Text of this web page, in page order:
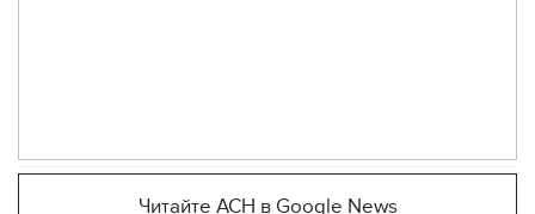
Читайте АСН в Google News